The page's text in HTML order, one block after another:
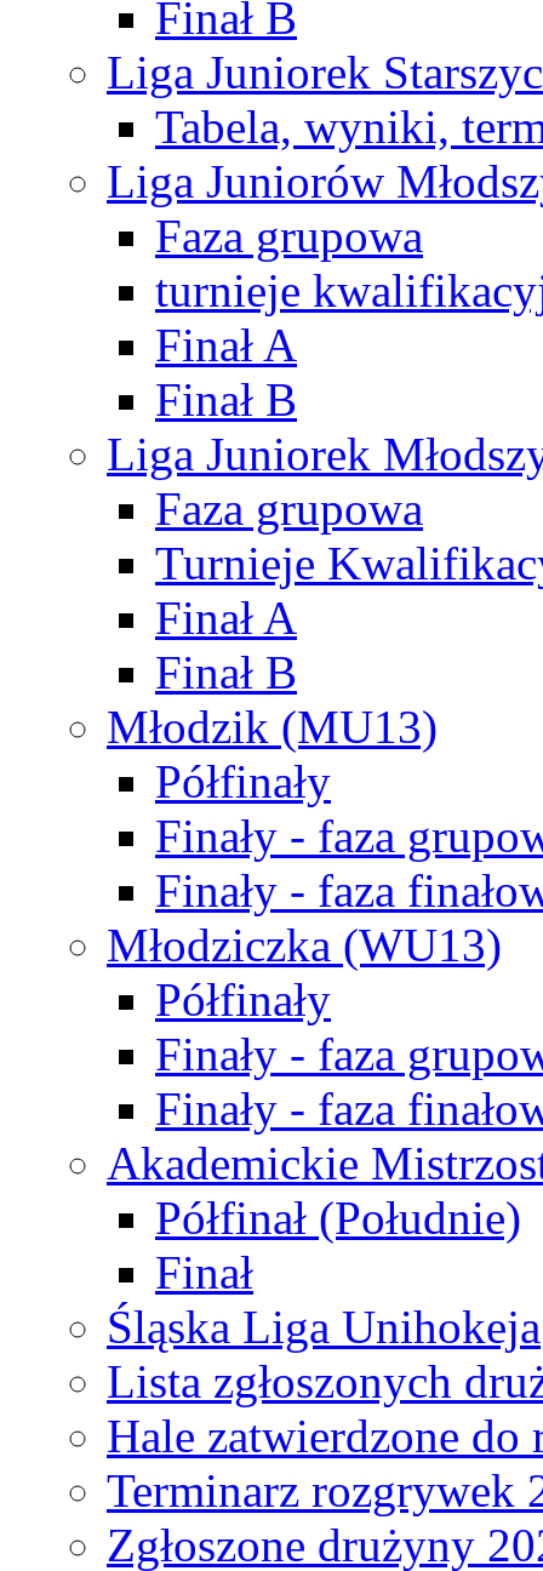
Finał B
Liga Juniorek
Tabela, wyniki,
Liga Juniorów
Faza grupowa
turnieje
Finał A
Finał B
Liga Juniorek
Faza grupowa
Turnieje
Finał A
Finał B
Młodzik (MU13)
Półfinały
Finały - faza
Finały - faza
Młodziczka (WU13)
Półfinały
Finały - faza
Finały - faza
Akademickie
Półfinał (Południe)
Finał
Śląska Liga Unihokeja
Lista zgłoszonych
Hale zatwierdzone do
Terminarz rozgrywek
Zgłoszone drużyny